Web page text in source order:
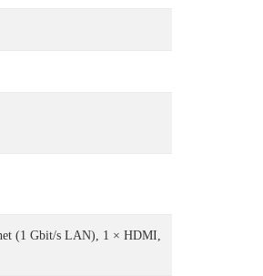
(1 Gbit/s LAN), 1 × HDMI,